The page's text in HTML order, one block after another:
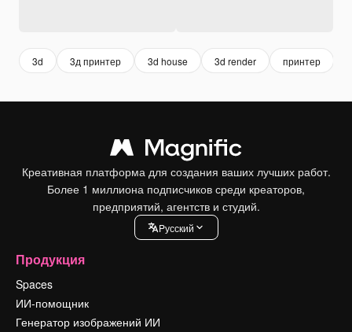
3d 3д принтер 3d house 3d render принтер
Креативная платформа для создания ваших лучших работ.
Более 1 миллиона подписчиков среди креаторов,
предприятий, агентств и студий.
Pусский
Продукция
Spaces
ИИ-помощник
Генератор изображений ИИ